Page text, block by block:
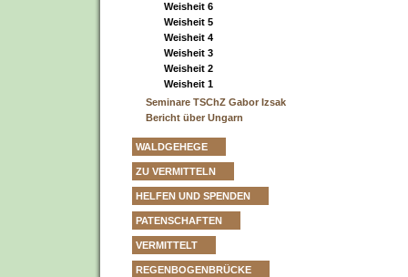
Weisheit 6
Weisheit 5
Weisheit 4
Weisheit 3
Weisheit 2
Weisheit 1
Seminare TSChZ Gabor Izsak
Bericht über Ungarn
WALDGEHEGE
ZU VERMITTELN
HELFEN UND SPENDEN
PATENSCHAFTEN
VERMITTELT
REGENBOGENBRÜCKE